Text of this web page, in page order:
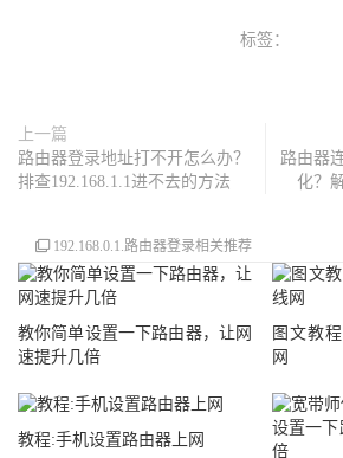
标签：
上一篇
路由器登录地址打不开怎么办？
排查192.168.1.1进不去的方法
路由器
化？
192.168.0.1.路由器登录相关推荐
教你简单设置一下路由器，让网
速提升几倍
图文教
网
教程:手机设置路由器上网